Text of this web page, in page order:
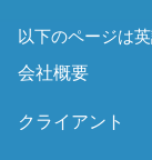
以下のページは
会社概要
クライアント